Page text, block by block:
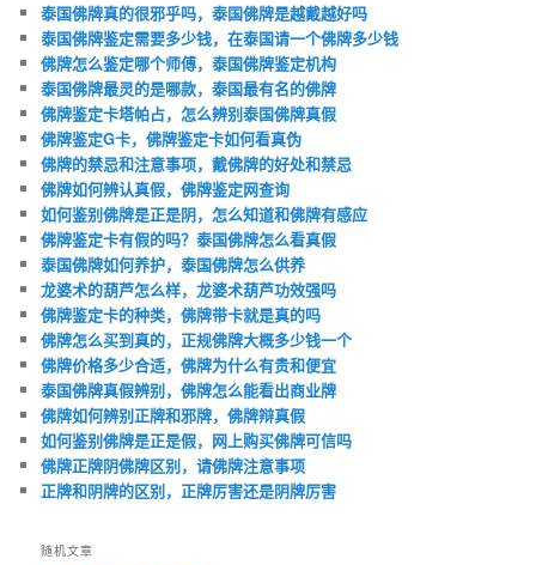
泰国佛牌真的很邪乎吗，泰国佛牌是越戴越好吗
泰国佛牌鉴定需要多少钱，在泰国请一个佛牌多少钱
佛牌怎么鉴定哪个师傅，泰国佛牌鉴定机构
泰国佛牌最灵的是哪款，泰国最有名的佛牌
佛牌鉴定卡塔帕占，怎么辨别泰国佛牌真假
佛牌鉴定G卡，佛牌鉴定卡如何看真伪
佛牌的禁忌和注意事项，戴佛牌的好处和禁忌
佛牌如何辨认真假，佛牌鉴定网查询
如何鉴别佛牌是正是阴，怎么知道和佛牌有感应
佛牌鉴定卡有假的吗？泰国佛牌怎么看真假
泰国佛牌如何养护，泰国佛牌怎么供养
龙婆术的葫芦怎么样，龙婆术葫芦功效强吗
佛牌鉴定卡的种类，佛牌带卡就是真的吗
佛牌怎么买到真的，正规佛牌大概多少钱一个
佛牌价格多少合适，佛牌为什么有贵和便宜
泰国佛牌真假辨别，佛牌怎么能看出商业牌
佛牌如何辨别正牌和邪牌，佛牌辩真假
如何鉴别佛牌是正是假，网上购买佛牌可信吗
佛牌正牌阴佛牌区别，请佛牌注意事项
正牌和阴牌的区别，正牌厉害还是阴牌厉害
随机文章